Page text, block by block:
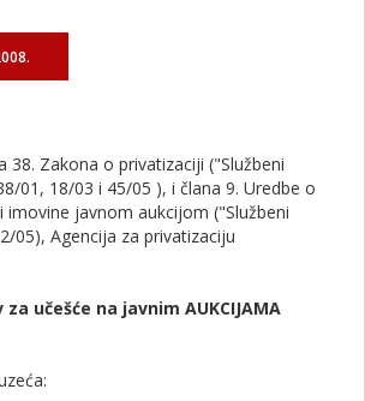
38. Zakona o privatizaciji ("Službeni
01, 18/03 i 45/05 ), i člana 9. Uredbe o
imovine javnom aukcijom ("Službeni
05), Agencija za privatizaciju
za učešće na javnim AUKCIJAMA